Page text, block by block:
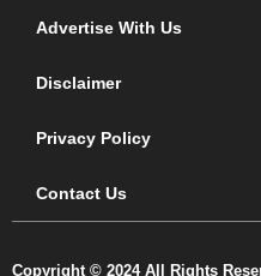
Advertise With Us
Disclaimer
Privacy Policy
Contact Us
Copyright © 2024 All Rights